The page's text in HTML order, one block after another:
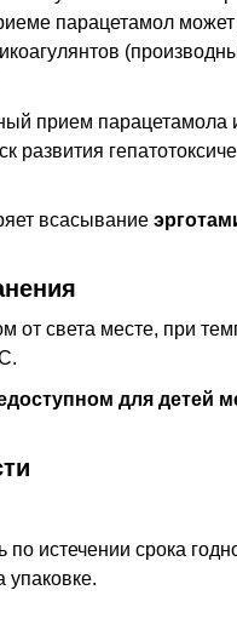
парацетамол может
прием парацетамола
развития
всасывание
от света месте, при
для детей
по истечении срока
упаковке.